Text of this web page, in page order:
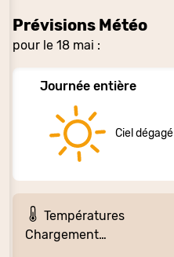
Prévisions Météo
pour le 18 mai :
Journée entière
Ciel dégagé
Températures
Chargement…